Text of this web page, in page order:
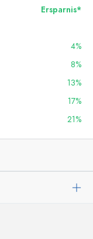
Ersparnis*
4%
8%
13%
17%
21%